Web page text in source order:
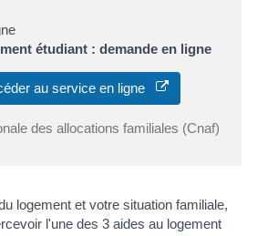
étudiant : demande en ligne
au service en ligne
des allocations familiales (Cnaf)
logement et votre situation familiale,
l'une des 3 aides au logement